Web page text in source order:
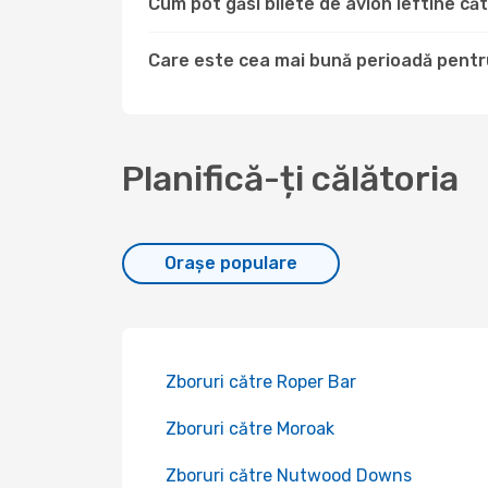
Care este cea mai bună perioadă
Planifică-ți călătoria
Orașe populare
Zboruri către Roper Bar
Zboruri către Moroak
Zboruri către Nutwood Downs